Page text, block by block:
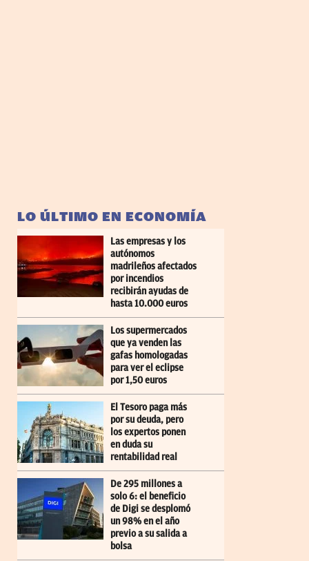
LO ÚLTIMO EN ECONOMÍA
Las empresas y los
autónomos
madrileños afectados
por incendios
recibirán ayudas de
hasta 10.000 euros
Los supermercados
que ya venden las
gafas homologadas
para ver el eclipse
por 1,50 euros
El Tesoro paga más
por su deuda, pero
los expertos ponen
en duda su
rentabilidad real
De 295 millones a
solo 6: el beneficio
de Digi se desplomó
un 98% en el año
previo a su salida a
bolsa